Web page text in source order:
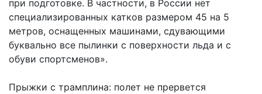
при подготовке. В частности, в России нет
специализированных катков размером 45 на 5
метров, оснащенных машинами, сдувающими
буквально все пылинки с поверхности льда и с
обуви спортсменов».
Прыжки с трамплина: полет не прервется